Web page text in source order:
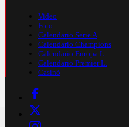
Video
Foto
Calendario Serie A
Calendario Champions
Calendario Europa L.
Calendario Premier L.
Casinò